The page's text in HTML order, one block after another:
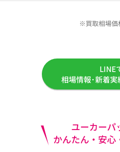
※買取相場価
LINE
相場情報･新着実
ユーカーパ
かんたん・安心